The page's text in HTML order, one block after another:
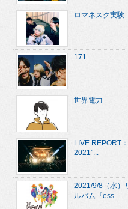
ロマネスク実験
171
世界電力
LIVE REPORT
2021”...
2021/9/8（水）
ルバム『ess...